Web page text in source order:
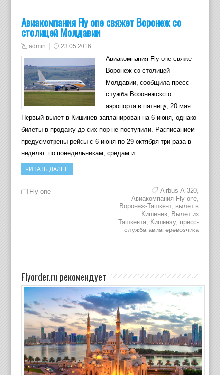
Авиакомпания Fly one свяжет Воронеж со
столицей Молдавии
admin 23.05.2016
Авиакомпания Fly one свяжет
Воронеж со столицей
Молдавии, сообщила пресс-
служба Воронежского
аэропорта в пятницу, 20 мая.
Первый вылет в Кишинев запланирован на 6 июня, однако
билеты в продажу до сих пор не поступили. Расписанием
предусмотрены рейсы с 6 июня по 29 октября три раза в
неделю: по понедельникам, средам и…
ЧИТАТЬ ДАЛЕЕ
Fly one Airbus А-320,
Авиакомпания Fly one,
Воронеж-Ташкент, вылет в
Кишинев, Вылет из
Ташкента, Кишинэу, пресс-
служба авиаперевозчика
Flyorder.ru рекомендует